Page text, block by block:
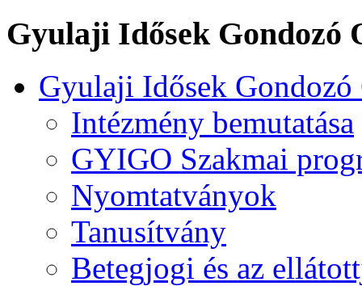
Gyulaji Idősek Gondozó
Gyulaji Idősek Gondozó
Intézmény bemutatása
GYIGO Szakmai
Nyomtatványok
Tanusítvány
Betegjogi és az